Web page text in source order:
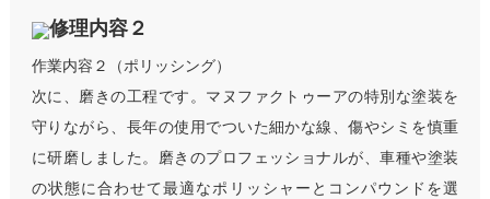
修理内容２
作業内容２（ポリッシング）
次に、磨きの工程です。マヌファクトゥーアの特別な塗装を
守りながら、長年の使用でついた細かな線、傷やシミを慎重
に研磨しました。磨きのプロフェッショナルが、車種や塗装
の状態に合わせて最適なポリッシャーとコンパウンドを選